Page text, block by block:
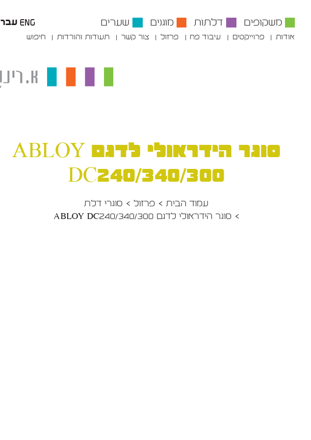
עבר ENG משקופים דלתות מוגנים שערים
אודות פרוייקטים עיבוד פח פרזול צור קשר תעודות והורדות חיפוש
סוגר הידראולי לדגם ABLOY
DC240/340/300
עמוד הבית פרזול
סוגרי דלת
סוגר הידראולי לדגם ABLOY DC240/340/300